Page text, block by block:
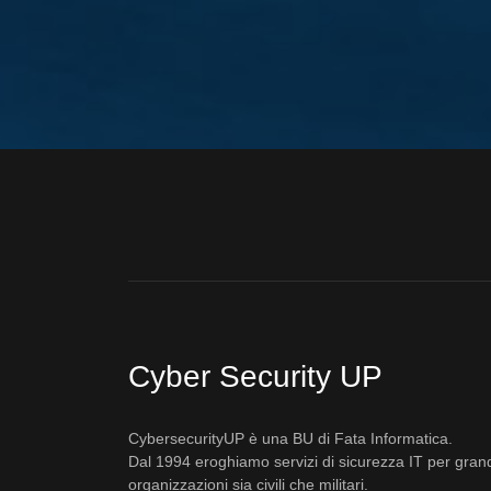
Cyber Security UP
CybersecurityUP è una BU di Fata Informatica.
Dal 1994 eroghiamo servizi di sicurezza IT per
organizzazioni sia civili che militari.